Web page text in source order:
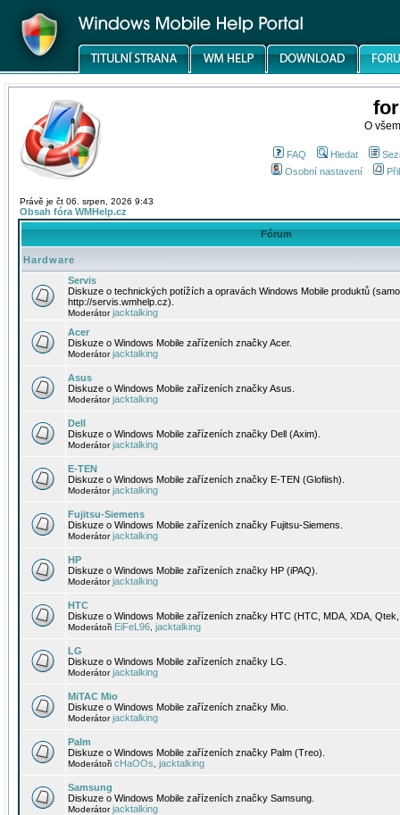
O
FAQ Hledat
Osobní nastavení
Právě je čt 06. srpen, 2026 9:43
Obsah fóra WMHelp.cz
Fórum
Hardware
Servis
Diskuze o technických potížích a opravách Windows Mobile produktů
http://servis.wmhelp.cz).
Moderátorjacktalking
Acer
Diskuze o Windows Mobile zařízeních značky Acer.
Moderátorjacktalking
Asus
Diskuze o Windows Mobile zařízeních značky Asus.
Moderátorjacktalking
Dell
Diskuze o Windows Mobile zařízeních značky Dell (Axim).
Moderátorjacktalking
E-TEN
Diskuze o Windows Mobile zařízeních značky E-TEN (Glofiish).
Moderátorjacktalking
Fujitsu-Siemens
Diskuze o Windows Mobile zařízeních značky Fujitsu-Siemens.
Moderátorjacktalking
HP
Diskuze o Windows Mobile zařízeních značky HP (iPAQ).
Moderátorjacktalking
HTC
Diskuze o Windows Mobile zařízeních značky HTC (HTC, MDA, XDA,
Moderátoři EiFeL96 jacktalking
LG
Diskuze o Windows Mobile zařízeních značky LG.
Moderátorjacktalking
MiTAC Mio
Diskuze o Windows Mobile zařízeních značky Mio.
Moderátorjacktalking
Palm
Diskuze o Windows Mobile zařízeních značky Palm (Treo).
Moderátoři cHaOOs jacktalking
Samsung
Diskuze o Windows Mobile zařízeních značky Samsung.
Moderátorjacktalking